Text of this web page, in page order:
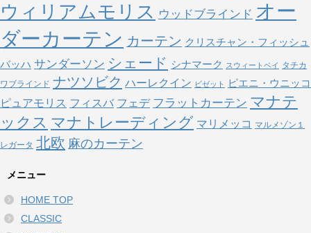
ウィリアムモリス ウッドブラインド オー
ダーカーテン カーテン クリスチャン・フィッシュ
バッハ サンダーソン シェード シナマーク スウィートベイ タチカ
ワブラインド ナツソビク ハーレクイン ビゼット ピエニ・ウニッコ
ピュアモリス フィスバ フェデ フラットカーテン マナテ
ックス マナトレーディング マリメッコ マルメゾン１
レガータ 北欧 麻のカーテン
メニュー
HOME TOP
CLASSIC